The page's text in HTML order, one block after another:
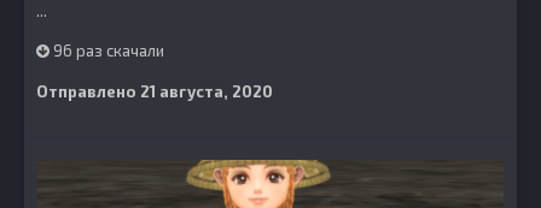
...
96 раз скачали
Отправлено 21 августа, 2020